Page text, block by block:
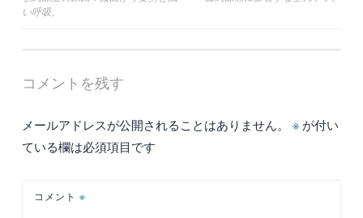
稿
ー
シ
ン
い呼吸。
コメントを残す
メールアドレスが公開されることはありません。 ※ が付い
ている欄は必須項目です
コメント ※